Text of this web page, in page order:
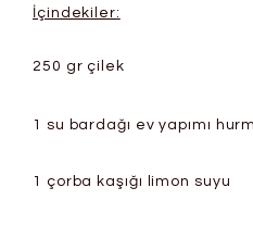
İçindekiler:
250 gr çilek
1 su bardağı ev yapımı
1 çorba kaşığı limon suyu